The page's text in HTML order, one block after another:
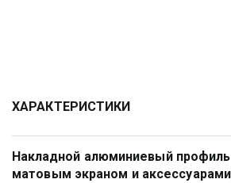
ХАРАКТЕРИСТИКИ
Накладной алюминиевый
матовым экраном и